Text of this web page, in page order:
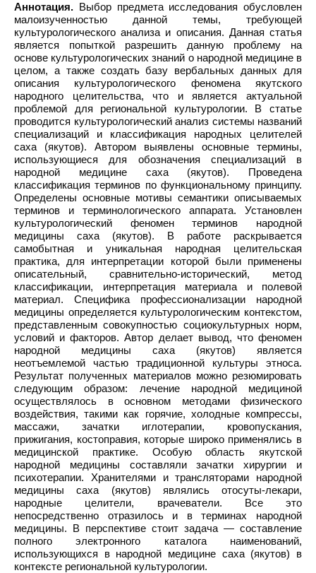
Аннотация. Выбор предмета исследования обусловлен
малоизученностью данной темы, требующей
культурологического анализа и описания. Данная статья
является попыткой разрешить данную проблему на
основе культурологических знаний о народной медицине в
целом, а также создать базу вербальных данных для
описания культурологического феномена якутского
народного целительства, что и является актуальной
проблемой для региональной культурологии. В статье
проводится культурологический анализ системы названий
специализаций и классификация народных целителей
саха (якутов). Автором выявлены основные термины,
использующиеся для обозначения специализаций в
народной медицине саха (якутов). Проведена
классификация терминов по функциональному принципу.
Определены основные мотивы семантики описываемых
терминов и терминологического аппарата. Установлен
культурологический феномен терминов народной
медицины саха (якутов). В работе раскрывается
самобытная и уникальная народная целительская
практика, для интерпретации которой были применены
описательный, сравнительно-исторический, метод
классификации, интерпретация материала и полевой
материал. Специфика профессионализации народной
медицины определяется культурологическим контекстом,
представленным совокупностью социокультурных норм,
условий и факторов. Автор делает вывод, что феномен
народной медицины саха (якутов) является
неотъемлемой частью традиционной культуры этноса.
Результат полученных материалов можно резюмировать
следующим образом: лечение народной медициной
осуществлялось в основном методами физического
воздействия, такими как горячие, холодные компрессы,
массажи, зачатки иглотерапии, кровопускания,
прижигания, костоправия, которые широко применялись в
медицинской практике. Особую область якутской
народной медицины составляли зачатки хирургии и
психотерапии. Хранителями и трансляторами народной
медицины саха (якутов) являлись отосуты-лекари,
народные целители, врачеватели. Все это
непосредственно отразилось и в терминах народной
медицины. В перспективе стоит задача — составление
полного электронного каталога наименований,
использующихся в народной медицине саха (якутов) в
контексте региональной культурологии.